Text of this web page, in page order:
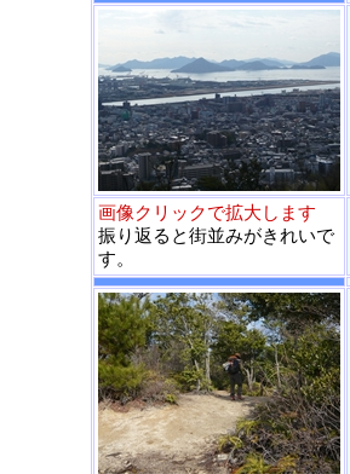
画像クリックで拡大します
振り返ると街並みがきれいで
す。